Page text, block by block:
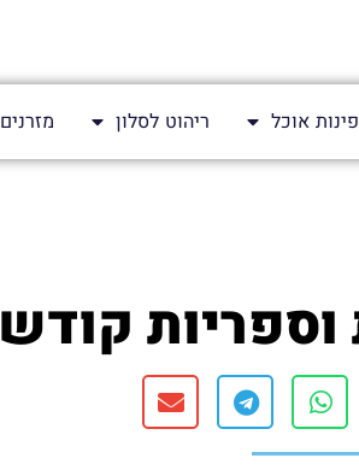
פינות אוכל ריהוט לסלון מזרנים
וספריות קודש